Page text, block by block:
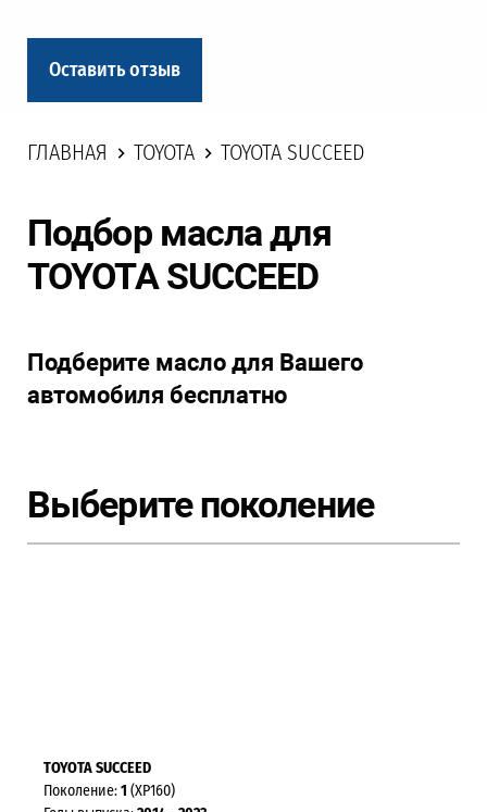
Оставить отзыв
ГЛАВНАЯ TOYOTA TOYOTA SUCCEED
Подбор масла для
TOYOTA SUCCEED
Подберите масло для Вашего
автомобиля бесплатно
Выберите поколение
TOYOTA SUCCEED
Поколение:1 (XP160)